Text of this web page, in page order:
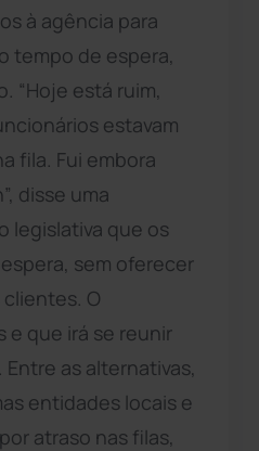
à agência para
tempo de espera,
“Hoje está ruim,
estavam
fila. Fui embora
disse uma
legislativa que os
sem oferecer
O
e que irá se reunir
as alternativas,
entidades locais e
atraso nas filas,